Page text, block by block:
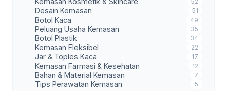
Desain Kemasan 51
Botol Kaca 49
Peluang Usaha Kemasan 35
Botol Plastik 34
Kemasan Fleksibel 22
Jar & Toples Kaca 17
Kemasan Farmasi & Kesehatan 12
Bahan & Material Kemasan 7
Tips Perawatan Kemasan 5